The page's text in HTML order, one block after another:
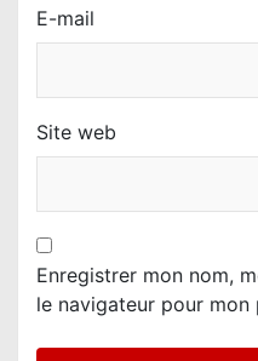
E-mail
Site web
Enregistrer mon nom,
le navigateur pour mon